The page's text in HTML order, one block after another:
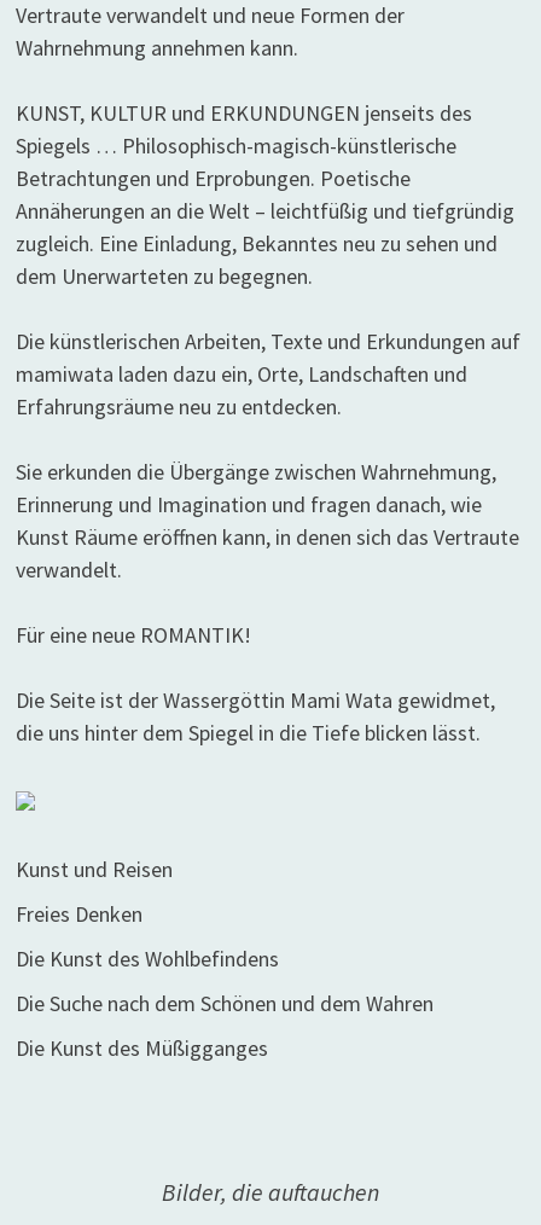
Vertraute verwandelt und neue Formen der
Wahrnehmung annehmen kann.
KUNST, KULTUR und ERKUNDUNGEN jenseits des
Spiegels … Philosophisch-magisch-künstlerische
Betrachtungen und Erprobungen. Poetische
Annäherungen an die Welt – leichtfüßig und tiefgründig
zugleich. Eine Einladung, Bekanntes neu zu sehen und
dem Unerwarteten zu begegnen.
Die künstlerischen Arbeiten, Texte und Erkundungen auf
mamiwata laden dazu ein, Orte, Landschaften und
Erfahrungsräume neu zu entdecken.
Sie erkunden die Übergänge zwischen Wahrnehmung,
Erinnerung und Imagination und fragen danach, wie
Kunst Räume eröffnen kann, in denen sich das Vertraute
verwandelt.
Für eine neue ROMANTIK!
Die Seite ist der Wassergöttin Mami Wata gewidmet,
die uns hinter dem Spiegel in die Tiefe blicken lässt.
Kunst und Reisen
Freies Denken
Die Kunst des Wohlbefindens
Die Suche nach dem Schönen und dem Wahren
Die Kunst des Müßigganges
Bilder, die auftauchen